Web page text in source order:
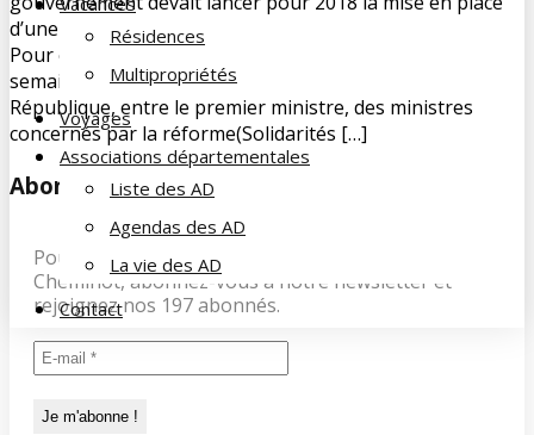
Résidences
Multipropriétés
Voyages
Associations départementales
Liste des AD
Agendas des AD
La vie des AD
Contact
d’une loi-cadre d’unification des systèmes de retraite.
Pour ce faire, une réunion de « calage » a été conduite la
semaine dernière (24/11) par le président de la
République, entre le premier ministre, des ministres
concernés par la réforme(Solidarités […]
Abonnez-vous à notre newsletter
Pour recevoir les dernières infos de la Famille du
Cheminot, abonnez-vous à notre newsletter et
rejoignez nos 197 abonnés.